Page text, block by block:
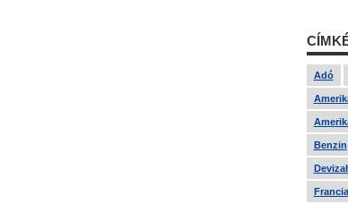
Adó
Benzin